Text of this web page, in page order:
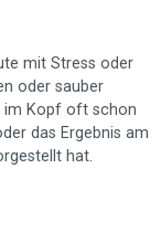
mit Stress oder
oder sauber
im Kopf oft schon
das Ergebnis am
hat.